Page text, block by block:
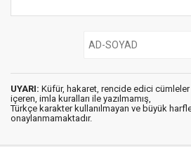
UYARI: Küfür, hakaret, rencide edici cümleler
içeren, imla kuralları ile yazılmamış,
Türkçe karakter kullanılmayan ve büyük
onaylanmamaktadır.